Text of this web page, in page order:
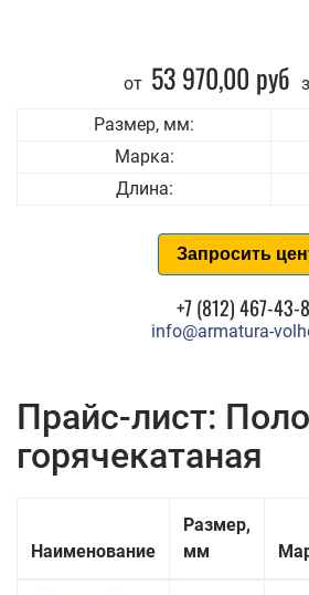
от 53 970,00 руб
Размер, мм:
Марка:
Длина:
Запросить
+7 (812) 467-43-
info@armatura-
Прайс-лист:
горячекатаная
Наименование
Размер,
мм